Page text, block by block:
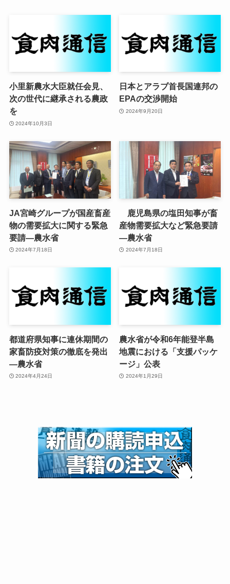
小里新農水大臣就任会見、
次の世代に継承される農政
を
2024年10月3日
日本とアラブ首長国連邦の
EPAの交渉開始
2024年9月20日
JA宮崎グループが国産畜産
物の需要拡大に関する緊急
要請—農水省
2024年7月18日
鹿児島県の塩田知事が畜
産物需要拡大など緊急要請
—農水省
2024年7月18日
都道府県知事に連休期間の
家畜防疫対策の徹底を発出
—農水省
2024年4月24日
農水省が令和6年能登半島
地震における「支援パッケ
ージ」公表
2024年1月29日